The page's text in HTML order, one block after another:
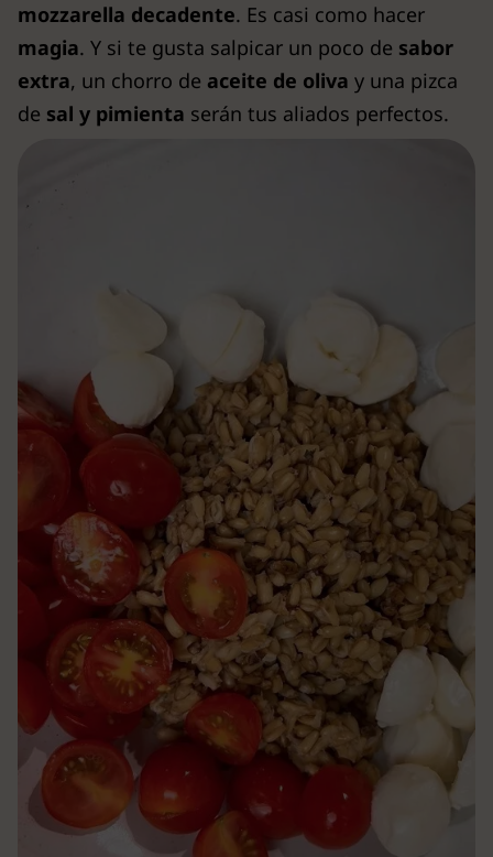
mozzarella decadente. Es casi como hacer
magia. Y si te gusta salpicar un poco de sabor
extra, un chorro de aceite de oliva y una pizca
de sal y pimienta serán tus aliados perfectos.